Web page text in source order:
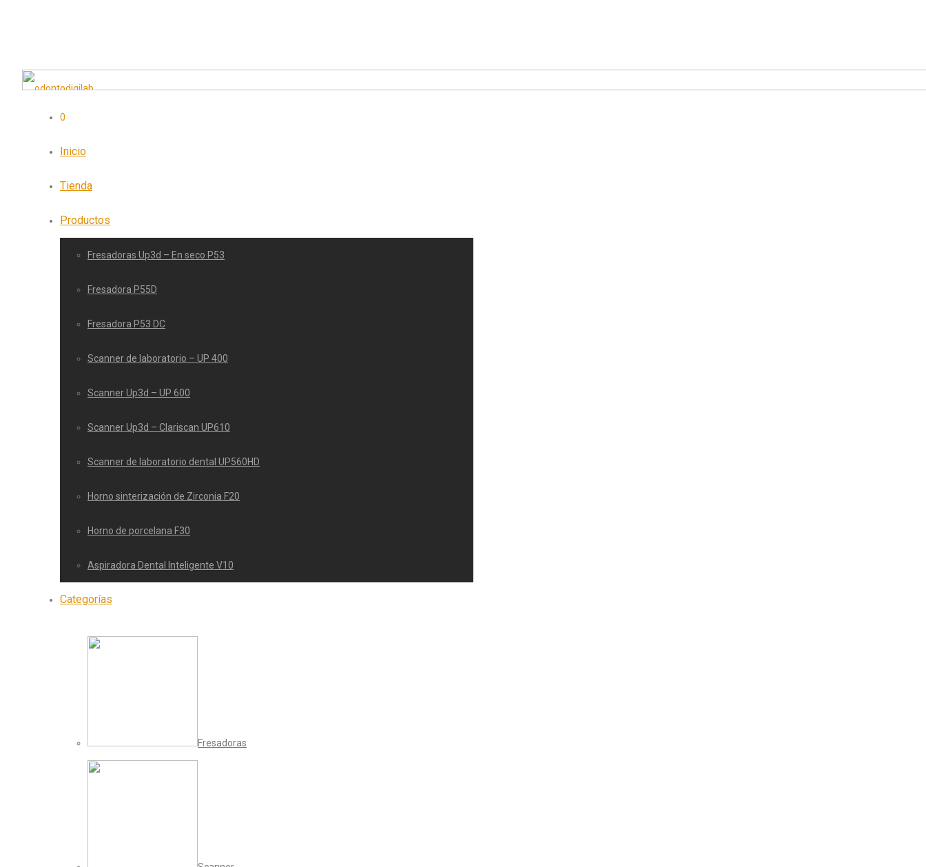
0
Inicio
Tienda
Productos
Fresadoras Up3d – En seco P53
Fresadora P55D
Fresadora P53 DC
Scanner de laboratorio – UP 400
Scanner Up3d – UP 600
Scanner Up3d – Clariscan UP610
Scanner de laboratorio dental UP560HD
Horno sinterización de Zirconia F20
Horno de porcelana F30
Aspiradora Dental Inteligente V10
Categorías
Fresadoras